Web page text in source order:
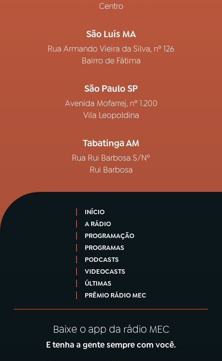
Centro
São Luís MA
Rua Armando Vieira da Silva, nº 126
Bairro de Fátima
São Paulo SP
Avenida Mofarrej, nº 1.200
Vila Leopoldina
Tabatinga AM
Rua Rui Barbosa S/Nº
Rui Barbosa
INÍCIO
A RÁDIO
PROGRAMAÇÃO
PROGRAMAS
PODCASTS
VIDEOCASTS
ÚLTIMAS
PRÊMIO RÁDIO MEC
Baixe o app da rádio MEC
E tenha a gente sempre com você.